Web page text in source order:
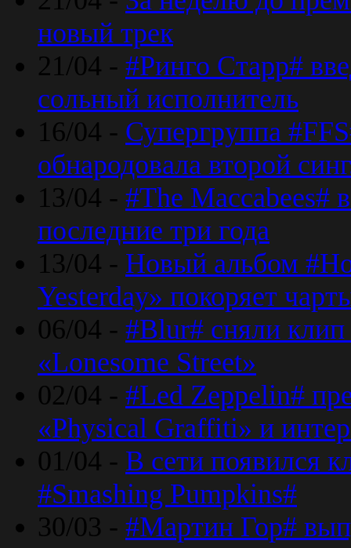
новый трек
21/04 - #Ринго Старр#
сольный исполнитель
16/04 - Супергруппа
обнародовала второй
13/04 - #The Maccabees#
последние три года
13/04 - Новый альбом
Yesterday» покоряет
06/04 - #Blur# сняли клип
«Lonesome Street»
02/04 - #Led Zeppelin#
«Physical Graffiti» и
01/04 - В сети появился
#Smashing Pumpkins#
30/03 - #Мартин Гор#